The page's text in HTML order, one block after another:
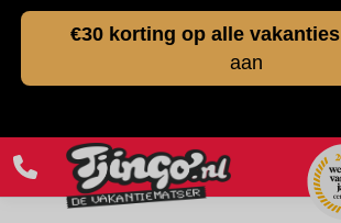
€30 korting op alle vakanties
aan